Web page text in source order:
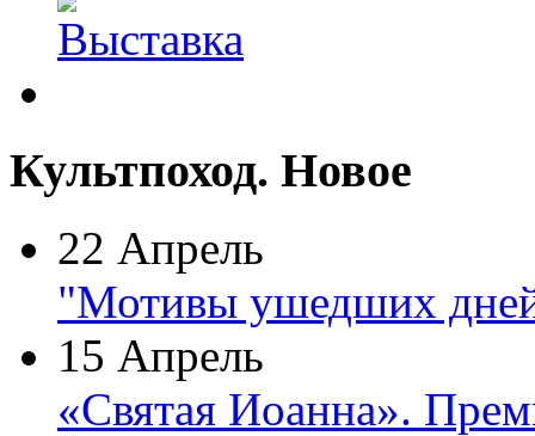
Культпоход. Новое
22 Апрель
"Мотивы ушедших
15 Апрель
«Святая Иоанна».